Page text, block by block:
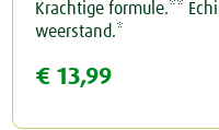
Krachtige formule.**
weerstand.*
€ 13,99